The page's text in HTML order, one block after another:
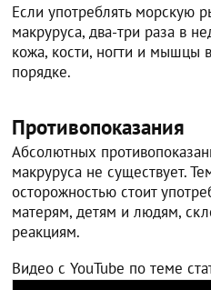
Если употреблять морскую
макруруса, два-три раза в
кожа, кости, ногти и мышцы
порядке.
Противопоказания
Абсолютных
макруруса не существует.
осторожностью стоит
матерям, детям и людям,
реакциям.
Видео с YouTube по теме